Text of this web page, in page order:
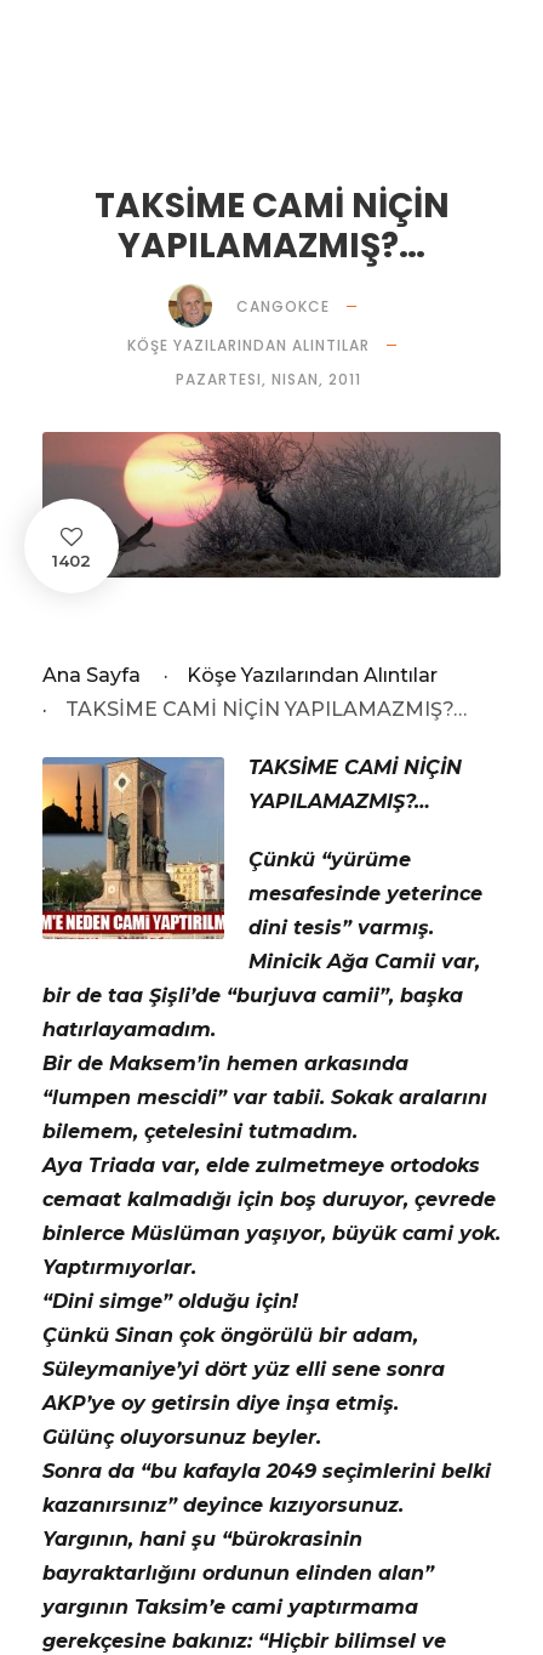
TAKSİME CAMİ NİÇİN
YAPILAMAZMIŞ?…
CANGOKCE
KÖŞE YAZILARINDAN ALINTILAR
PAZARTESI, NISAN, 2011
1402
Ana Sayfa ·
Köşe Yazılarından Alıntılar
·
TAKSİME CAMİ NİÇİN YAPILAMAZMIŞ?…
TAKSİME CAMİ NİÇİN
YAPILAMAZMIŞ?…
Çünkü “yürüme
mesafesinde yeterince
dini tesis” varmış.
Minicik Ağa Camii var,
bir de taa Şişli’de “burjuva camii”, başka
hatırlayamadım.
Bir de Maksem’in hemen arkasında
“lumpen mescidi” var tabii. Sokak aralarını
bilemem, çetelesini tutmadım.
Aya Triada var, elde zulmetmeye ortodoks
cemaat kalmadığı için boş duruyor, çevrede
binlerce Müslüman yaşıyor, büyük cami yok.
Yaptırmıyorlar.
“Dini simge” olduğu için!
Çünkü Sinan çok öngörülü bir adam,
Süleymaniye’yi dört yüz elli sene sonra
AKP’ye oy getirsin diye inşa etmiş.
Gülünç oluyorsunuz beyler.
Sonra da “bu kafayla 2049 seçimlerini belki
kazanırsınız” deyince kızıyorsunuz.
Yargının, hani şu “bürokrasinin
bayraktarlığını ordunun elinden alan”
yargının Taksim’e cami yaptırmama
gerekçesine bakınız: “Hiçbir bilimsel ve